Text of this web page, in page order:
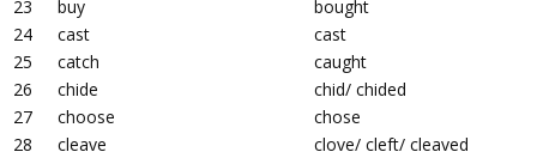
23
buy
bought
24
cast
cast
25
catch
caught
26
chide
chid/ chided
27
choose
chose
28
cleave
clove/ cleft/ cleaved